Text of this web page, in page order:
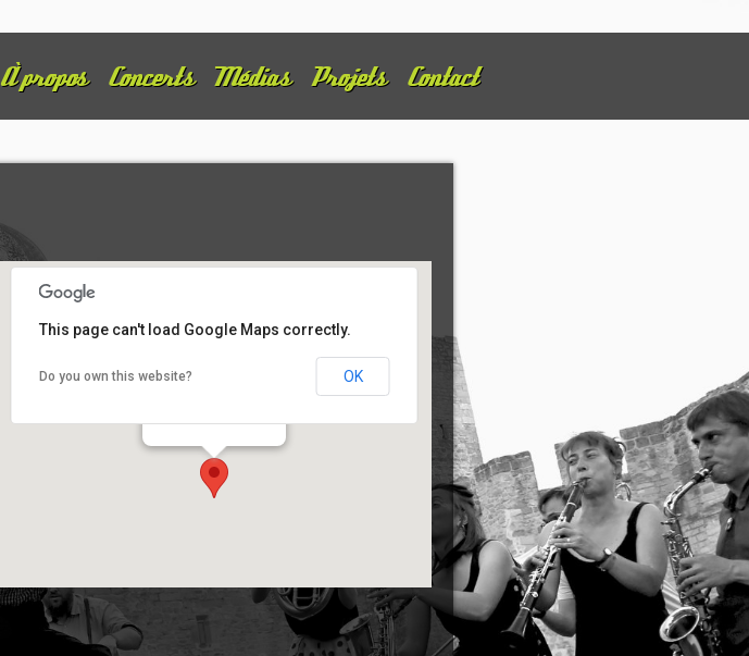
À propos Concerts Médias Projets Contact
This page can't load Google Maps correctly.
Do you own this website? OK